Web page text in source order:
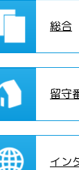
総合
留守
イン